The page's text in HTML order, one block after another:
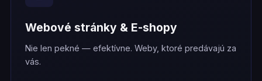
Webové stránky & E-shopy
Nie len pekné — efektívne. Weby, ktoré predávajú za
vás.